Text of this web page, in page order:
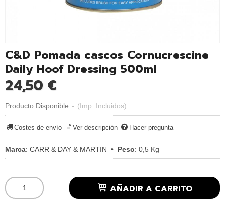
C&D Pomada cascos Cornucrescine
Daily Hoof Dressing 500ml
24,50 €
Producto Disponible - (Imp. Incluidos)
Costes de envío Ver descripción Hacer pregunta
Marca: CARR & DAY & MARTIN • Peso: 0,5 Kg
AÑADIR A CARRITO